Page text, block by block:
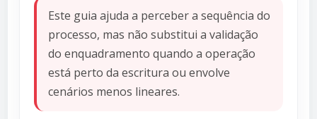
Este guia ajuda a perceber a sequência do
processo, mas não substitui a validação
do enquadramento quando a operação
está perto da escritura ou envolve
cenários menos lineares.